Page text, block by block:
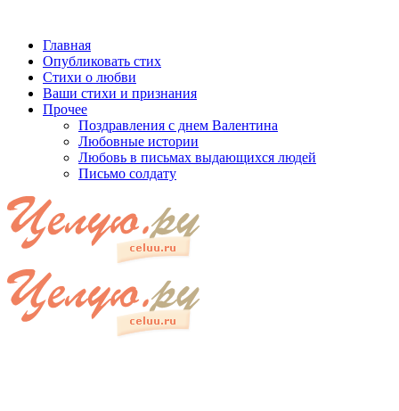
Главная
Опубликовать стих
Стихи о любви
Ваши стихи и признания
Прочее
Поздравления с днем Валентина
Любовные истории
Любовь в письмах выдающихся людей
Письмо солдату